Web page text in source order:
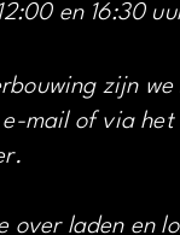
en 16:30
zijn
mail of via het
over laden en